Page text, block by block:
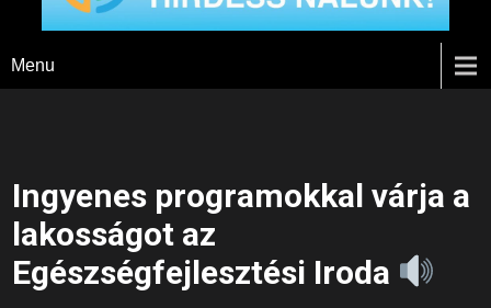
Menu
Ingyenes programokkal várja a
lakosságot az
Egészségfejlesztési Iroda